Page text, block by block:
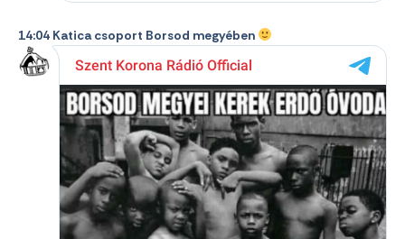
14:04 Katica csoport Borsod megyében